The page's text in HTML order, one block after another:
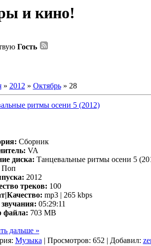
и кино!
Гость
» 2012 » Октябрь » 28
ритмы осени 5 (2012)
Сборник
VA
диска: Танцевальные ритмы осени 5
Поп
2012
треков: 100
mp3 | 265 kbps
05:29:11
файла: 703 MB
дальше »
Музыка| Просмотров: 652 | Добавил: